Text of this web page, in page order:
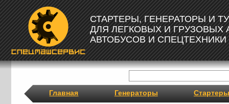
СТАРТЕРЫ, ГЕНЕРАТОРЫ И
ДЛЯ ЛЕГКОВЫХ И ГРУЗОВЫХ
АВТОБУСОВ И СПЕЦТЕХНИКИ
Главная Генераторы Стартеры